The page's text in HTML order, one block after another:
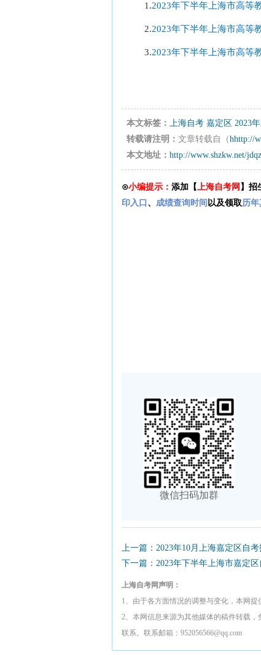
1.2023年下半年上海市高等
2.2023年下半年上海市高等
3.2023年下半年上海市高等
本文标签： 上海自考 嘉定区 2023
转载请注明： 文章转载自（hhttp://
本文地址： http://www.shzkw.net/
⊙小编提示： 添加【上海自考网 】招
印入口 、 成绩查询时间 以及领取历
微信扫码加群
上一篇：2023年10月上海嘉定区自
下一篇：2023年下半年上海市嘉定
上海自考网声明：
1、由于各方面情况的调整与变化，本网
2、本网信息来源为其他媒体的稿件转载
联系。联系邮箱：952056566@qq.com